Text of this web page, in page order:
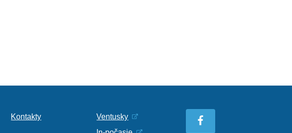
Kontakty
Ventusky